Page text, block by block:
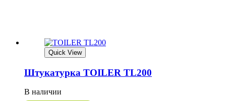
Quick View
Штукатурка TOILER TL200
В наличии